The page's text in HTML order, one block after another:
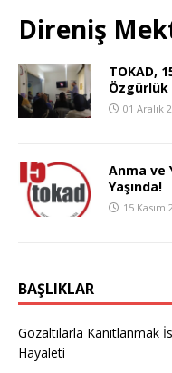
Direniş
TOKAD,
Özgürlük
01 Aralık
Anma ve
Yaşında!
15 Kasım
BAŞLIKLAR
Gözaltılarla Kanıtlanmak
Hayaleti